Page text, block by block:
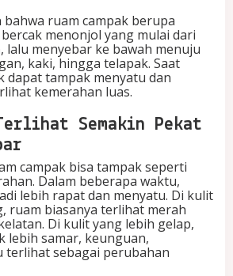
bahwa ruam campak berupa
menonjol yang mulai dari
lalu menyebar ke bawah menuju
kaki, hingga telapak. Saat
dapat tampak menyatu dan
kemerahan luas.
Semakin Pekat
campak bisa tampak seperti
Dalam beberapa waktu,
lebih rapat dan menyatu. Di kulit
ruam biasanya terlihat merah
Di kulit yang lebih gelap,
lebih samar, keunguan,
terlihat sebagai perubahan